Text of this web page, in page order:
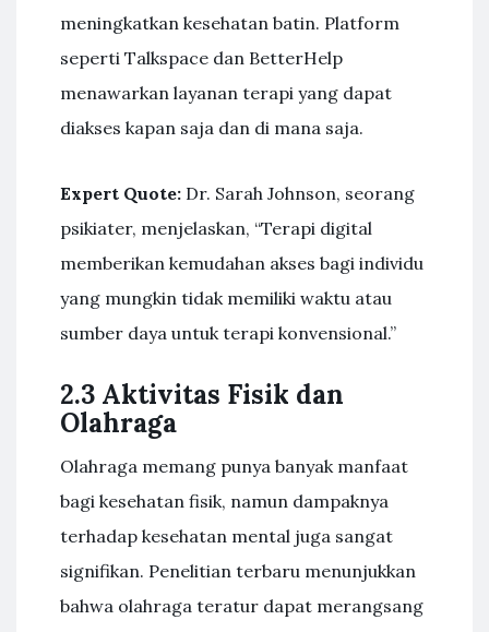
meningkatkan kesehatan batin. Platform
seperti Talkspace dan BetterHelp
menawarkan layanan terapi yang dapat
diakses kapan saja dan di mana saja.
Expert Quote: Dr. Sarah Johnson, seorang
psikiater, menjelaskan, “Terapi digital
memberikan kemudahan akses bagi individu
yang mungkin tidak memiliki waktu atau
sumber daya untuk terapi konvensional.”
2.3 Aktivitas Fisik dan
Olahraga
Olahraga memang punya banyak manfaat
bagi kesehatan fisik, namun dampaknya
terhadap kesehatan mental juga sangat
signifikan. Penelitian terbaru menunjukkan
bahwa olahraga teratur dapat merangsang